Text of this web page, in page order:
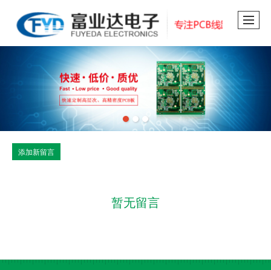
添加新留言
暂无留言